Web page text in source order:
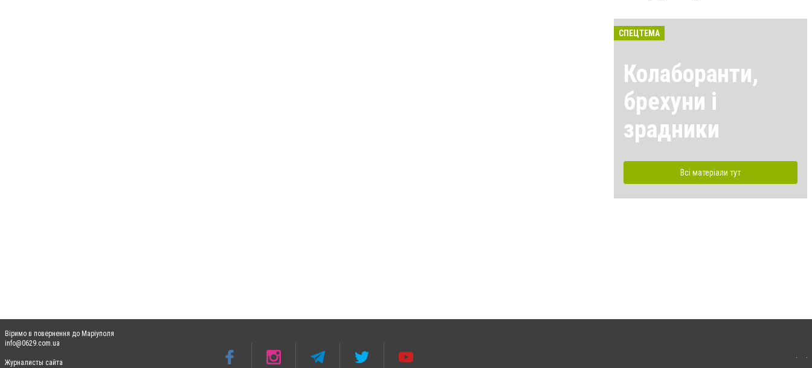
СПЕЦТЕМА
Колаборанти,
брехуни і
зрадники
Всі матеріали тут
Віримо в повернення до Маріуполя
info@0629.com.ua
Журналисты сайта